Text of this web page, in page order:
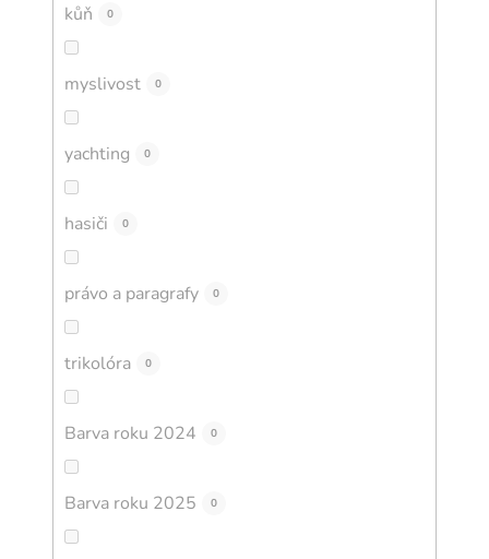
kůň 0
myslivost 0
yachting 0
hasiči 0
právo a paragrafy 0
trikolóra 0
Barva roku 2024 0
Barva roku 2025 0